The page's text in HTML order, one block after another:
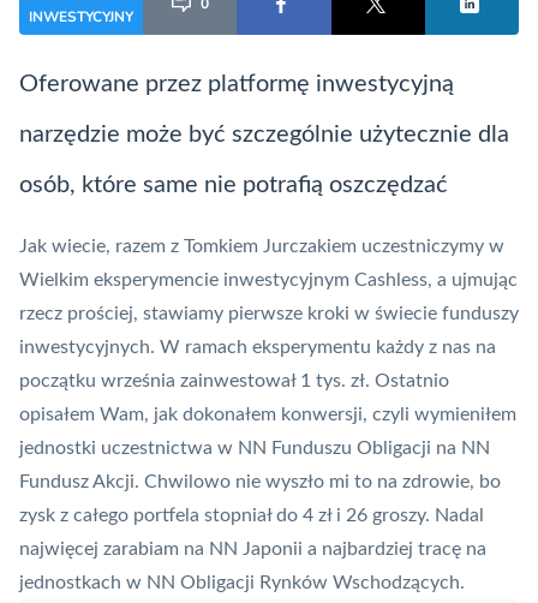
INWESTYCYJNY
0
Oferowane przez platformę inwestycyjną
narzędzie może być szczególnie użytecznie dla
osób, które same nie potrafią oszczędzać
Jak wiecie, razem z Tomkiem Jurczakiem uczestniczymy w
Wielkim eksperymencie inwestycyjnym Cashless, a ujmując
rzecz prościej, stawiamy pierwsze kroki w świecie funduszy
inwestycyjnych. W ramach eksperymentu każdy z nas na
początku września zainwestował 1 tys. zł. Ostatnio
opisałem Wam, jak dokonałem konwersji, czyli wymieniłem
jednostki uczestnictwa w NN Funduszu Obligacji na NN
Fundusz Akcji. Chwilowo nie wyszło mi to na zdrowie, bo
zysk z całego portfela stopniał do 4 zł i 26 groszy. Nadal
najwięcej zarabiam na NN Japonii a najbardziej tracę na
jednostkach w NN Obligacji Rynków Wschodzących.